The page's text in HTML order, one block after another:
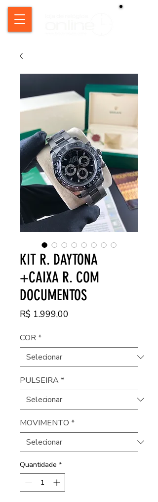
KIT R. DAYTONA
+CAIXA R. COM
DOCUMENTOS
R$ 1.999,00
COR*
PULSEIRA*
MOVIMENTO *
Quantidade *